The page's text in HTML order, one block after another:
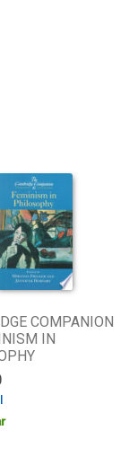
COMPANION
IN